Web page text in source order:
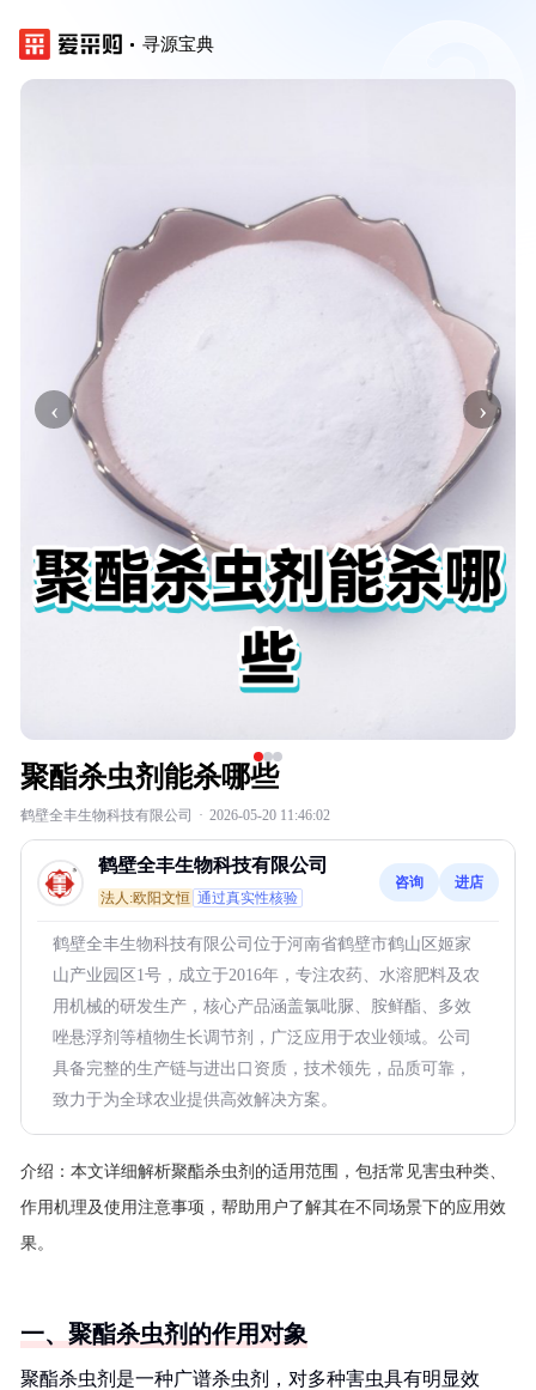
寻源宝典
‹ ›
聚酯杀虫剂能杀哪些
鹤壁全丰生物科技有限公司 · 2026-05-20 11:46:02
鹤壁全丰生物科技有限公司
法人:欧阳文恒 通过真实性核验
咨询 进店
鹤壁全丰生物科技有限公司位于河南省鹤壁市鹤山区姬家
山产业园区1号，成立于2016年，专注农药、水溶肥料及农
用机械的研发生产，核心产品涵盖氯吡脲、胺鲜酯、多效
唑悬浮剂等植物生长调节剂，广泛应用于农业领域。公司
具备完整的生产链与进出口资质，技术领先，品质可靠，
致力于为全球农业提供高效解决方案。
介绍： 本文详细解析聚酯杀虫剂的适用范围，包括常见害虫种类、
作用机理及使用注意事项，帮助用户了解其在不同场景下的应用效
果。
一、聚酯杀虫剂的作用对象
聚酯杀虫剂是一种广谱杀虫剂，对多种害虫具有明显效